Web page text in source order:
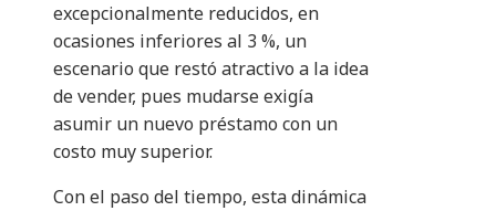
excepcionalmente reducidos, en
ocasiones inferiores al 3 %, un
escenario que restó atractivo a la idea
de vender, pues mudarse exigía
asumir un nuevo préstamo con un
costo muy superior.
Con el paso del tiempo, esta dinámica